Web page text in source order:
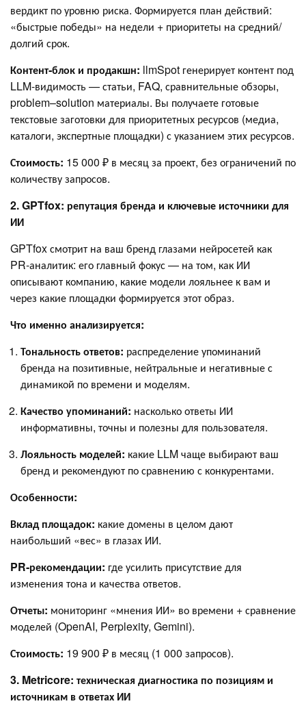
вердикт по уровню риска. Формируется план действий:
«быстрые победы» на недели + приоритеты на средний/
долгий срок.
Контент‑блок и продакшн: llmSpot генерирует контент под
LLM‑видимость — статьи, FAQ, сравнительные обзоры,
problem–solution материалы. Вы получаете готовые
текстовые заготовки для приоритетных ресурсов (медиа,
каталоги, экспертные площадки) с указанием этих ресурсов.
Стоимость: 15 000 ₽ в месяц за проект, без ограничений по
количеству запросов.
2. GPTfox: репутация бренда и ключевые источники для
ИИ
GPTfox смотрит на ваш бренд глазами нейросетей как
PR‑аналитик: его главный фокус — на том, как ИИ
описывают компанию, какие модели лояльнее к вам и
через какие площадки формируется этот образ.
Что именно анализируется:
Тональность ответов: распределение упоминаний
бренда на позитивные, нейтральные и негативные с
динамикой по времени и моделям.
Качество упоминаний: насколько ответы ИИ
информативны, точны и полезны для пользователя.
Лояльность моделей: какие LLM чаще выбирают ваш
бренд и рекомендуют по сравнению с конкурентами.
Особенности:
Вклад площадок: какие домены в целом дают
наибольший «вес» в глазах ИИ.
PR‑рекомендации: где усилить присутствие для
изменения тона и качества ответов.
Отчеты: мониторинг «мнения ИИ» во времени + сравнение
моделей (OpenAI, Perplexity, Gemini).
Стоимость: 19 900 ₽ в месяц (1 000 запросов).
3. Metricore: техническая диагностика по позициям и
источникам в ответах ИИ